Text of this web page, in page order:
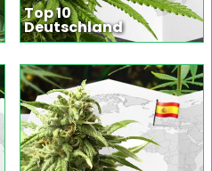
Top 10
Deutschland